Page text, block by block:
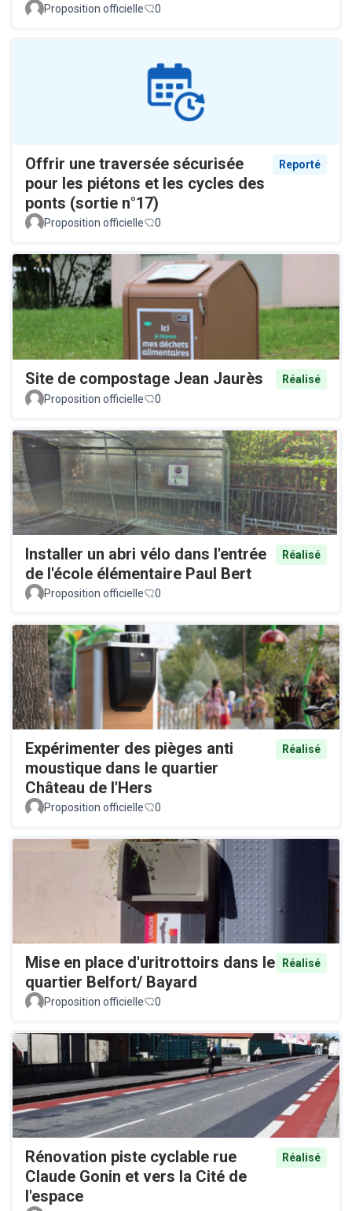
Proposition officielle 0
Offrir une traversée sécurisée
pour les piétons et les cycles des
ponts (sortie n°17)
Reporté
Proposition officielle 0
Site de compostage Jean Jaurès
Réalisé
Proposition officielle
0
Installer un abri vélo dans l'entrée
de l'école élémentaire Paul Bert
Réalisé
Proposition officielle 0
Expérimenter des pièges anti
moustique dans le quartier
Château de l'Hers
Réalisé
Proposition officielle 0
Mise en place d'uritrottoirs dans le
quartier Belfort/ Bayard
Réalisé
Proposition officielle 0
Rénovation piste cyclable rue
Claude Gonin et vers la Cité de
l'espace
Réalisé